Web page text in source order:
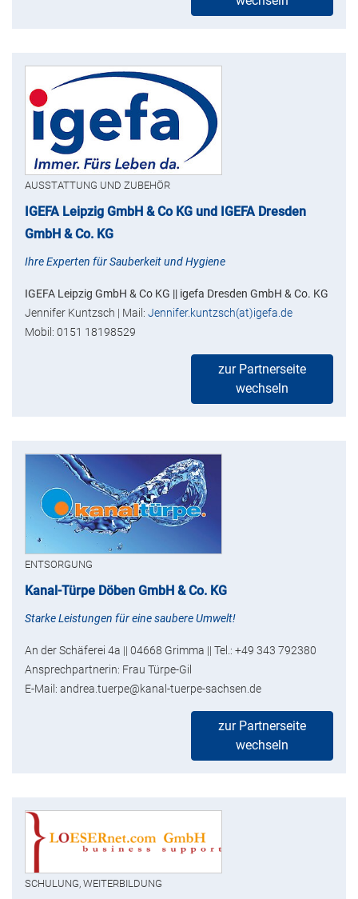
AUSSTATTUNG UND ZUBEHÖR
IGEFA Leipzig GmbH & Co KG und IGEFA Dresden
GmbH & Co. KG
Ihre Experten für Sauberkeit und Hygiene
IGEFA Leipzig GmbH & Co KG || igefa Dresden GmbH & Co. KG
Jennifer Kuntzsch | Mail: Jennifer.kuntzsch(at)igefa.de
Mobil: 0151 18198529
zur Partnerseite
wechseln
ENTSORGUNG
Kanal-Türpe Döben GmbH & Co. KG
Starke Leistungen für eine saubere Umwelt!
An der Schäferei 4a || 04668 Grimma || Tel.: +49 343 792380
Ansprechpartnerin: Frau Türpe-Gil
E-Mail: andrea.tuerpe@kanal-tuerpe-sachsen.de
zur Partnerseite
wechseln
SCHULUNG, WEITERBILDUNG